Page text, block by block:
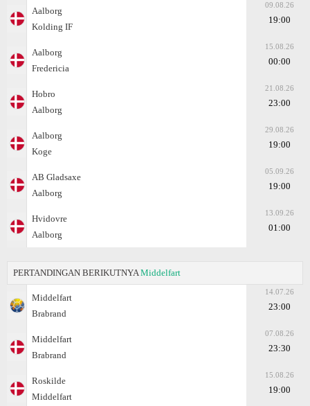
Aalborg
Kolding IF
09.08.26
19:00
Aalborg
Fredericia
15.08.26
00:00
Hobro
Aalborg
21.08.26
23:00
Aalborg
Koge
29.08.26
19:00
AB Gladsaxe
Aalborg
05.09.26
19:00
Hvidovre
Aalborg
13.09.26
01:00
PERTANDINGAN BERIKUTNYA Middelfart
Middelfart
Brabrand
14.07.26
23:00
Middelfart
Brabrand
07.08.26
23:30
Roskilde
Middelfart
15.08.26
19:00